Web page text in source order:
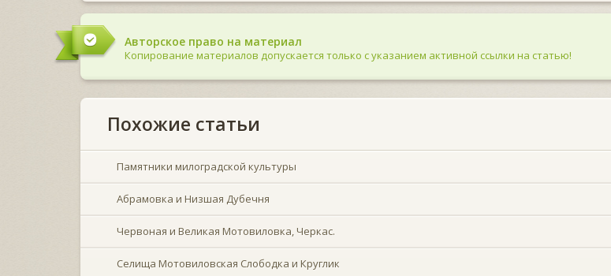
Авторское право на материал
Копирование материалов допускается только с указанием активной ссылки на статью!
Похожие статьи
Памятники милоградской культуры
Абрамовка и Низшая Дубечня
Червоная и Великая Мотовиловка, Черкас.
Селища Мотовиловская Слободка и Круглик